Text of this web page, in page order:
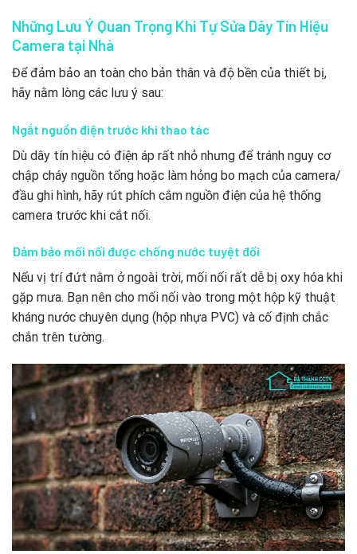
Những Lưu Ý Quan Trọng Khi Tự Sửa Dây Tín Hiệu
Camera tại Nhà
Để đảm bảo an toàn cho bản thân và độ bền của thiết bị,
hãy nằm lòng các lưu ý sau:
Ngắt nguồn điện trước khi thao tác
Dù dây tín hiệu có điện áp rất nhỏ nhưng để tránh nguy cơ
chập cháy nguồn tổng hoặc làm hỏng bo mạch của camera/
đầu ghi hình, hãy rút phích cắm nguồn điện của hệ thống
camera trước khi cắt nối.
Đảm bảo mối nối được chống nước tuyệt đối
Nếu vị trí đứt nằm ở ngoài trời, mối nối rất dễ bị oxy hóa khi
gặp mưa. Bạn nên cho mối nối vào trong một hộp kỹ thuật
kháng nước chuyên dụng (hộp nhựa PVC) và cố định chắc
chắn trên tường.